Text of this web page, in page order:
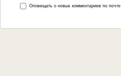
Оповещать о новых комментариев по почте